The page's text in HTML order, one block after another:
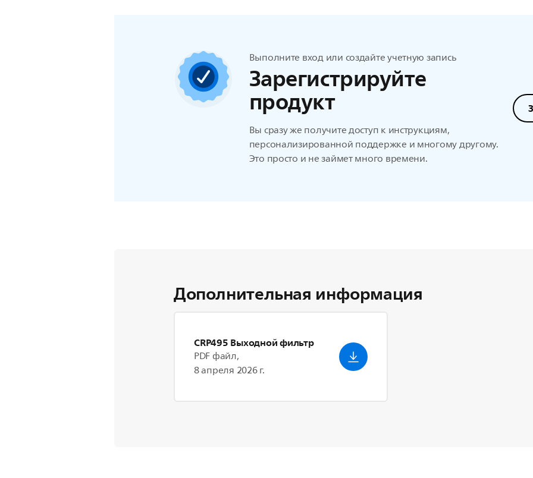
Выполните вход или создайте учетную запись
Зарегистрируйте
продукт
Вы сразу же получите доступ к инструкциям,
персонализированной поддержке и многому другому.
Это просто и не займет много времени.
Дополнительная информация
CRP495 Выходной фильтр
PDF файл,
8 апреля 2026 г.